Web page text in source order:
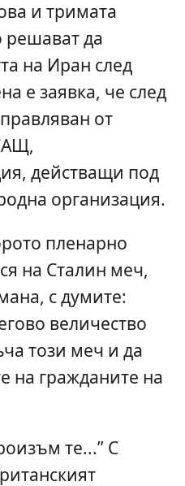
и тримата
да
на Иран след
е заявка, че след
от
действащи под
организация.
пленарно
на Сталин меч,
с думите:
величество
този меч и да
на гражданите на
те...” С